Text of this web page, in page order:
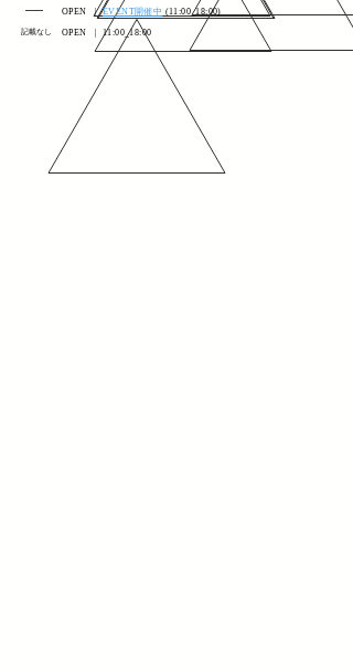
OPEN |EVENT開催中 (11:00_18:00)
OPEN | 11:00_18:00
記載なし